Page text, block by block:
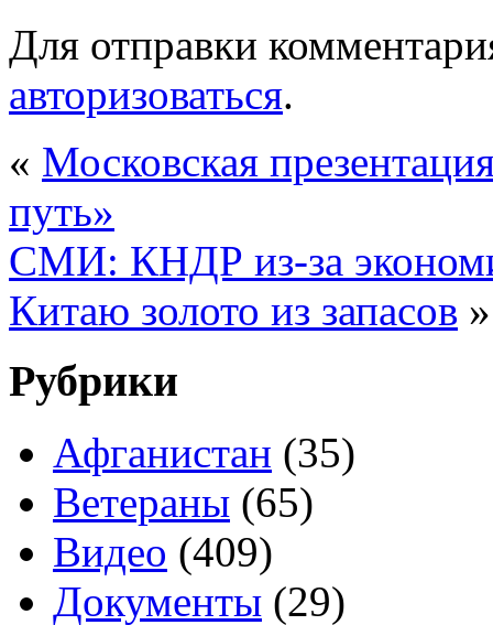
Для отправки
авторизоваться.
« Московская
путь»
СМИ: КНДР из-за
Китаю золото из запасов »
Рубрики
Афганистан (35)
Ветераны (65)
Видео (409)
Документы (29)